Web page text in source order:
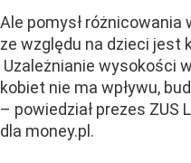
Ale pomysł różnicowania
ze względu na dzieci jest
Uzależnianie wysokości
kobiet nie ma wpływu,
– powiedział prezes ZUS
dla money.pl.